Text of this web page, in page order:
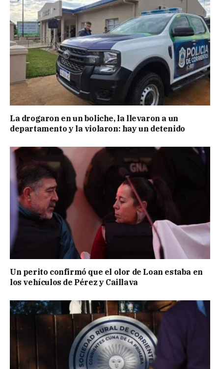
La drogaron en un boliche, la llevaron a un
departamento y la violaron: hay un detenido
Un perito confirmó que el olor de Loan estaba en
los vehículos de Pérez y Caillava